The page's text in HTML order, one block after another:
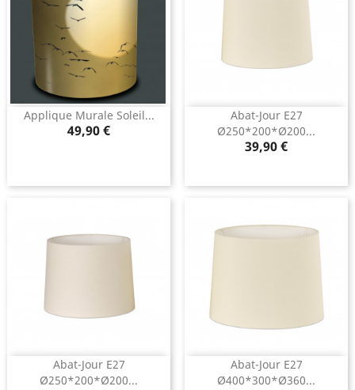
Applique Murale Soleil...
Prix
49,90 €
Abat-Jour E27
Ø250*200*ø200...
Prix
39,90 €
Abat-Jour E27
Ø250*200*ø200...
Abat-Jour E27
Ø400*300*ø360...